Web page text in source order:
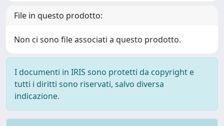
File in questo prodotto:
Non ci sono file associati a questo prodotto.
I documenti in IRIS sono protetti da copyright e
tutti i diritti sono riservati, salvo diversa
indicazione.